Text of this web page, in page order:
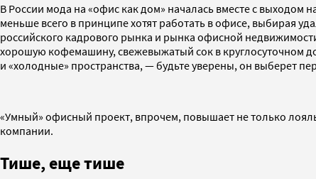
В России мода на «офис как дом» началась вместе с
меньше всего в принципе хотят работать в офисе, выбирая
российского кадрового рынка и рынка офисной
хорошую кофемашину, свежевыжатый сок в круглосуточном
и «холодные» пространства, — будьте уверены, он выберет
«Умный» офисный проект, впрочем, повышает не только
компании.
Тише, еще тише